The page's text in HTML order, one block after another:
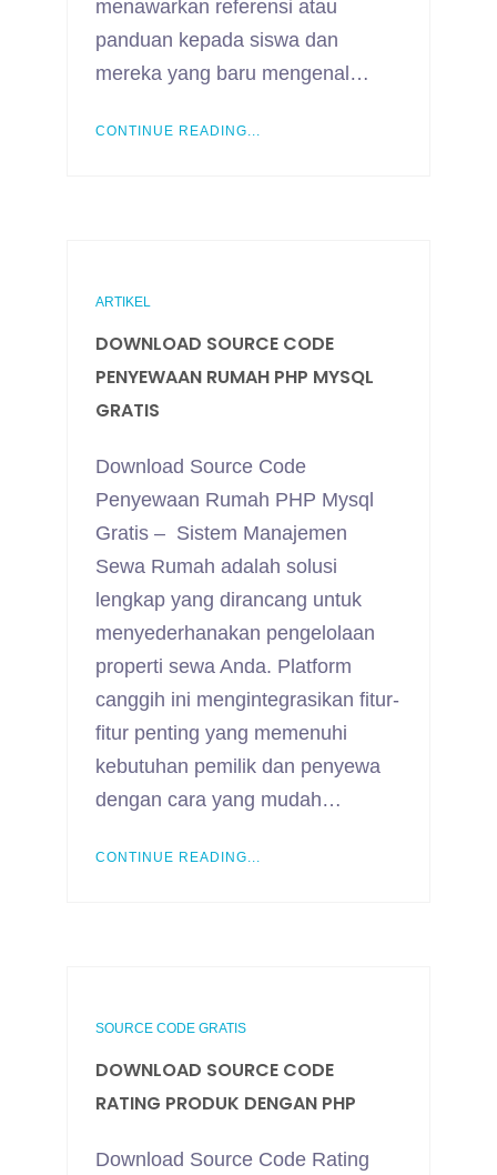
menawarkan referensi atau
panduan kepada siswa dan
mereka yang baru mengenal…
CONTINUE READING...
ARTIKEL
DOWNLOAD SOURCE CODE
PENYEWAAN RUMAH PHP MYSQL
GRATIS
Download Source Code
Penyewaan Rumah PHP Mysql
Gratis – Sistem Manajemen
Sewa Rumah adalah solusi
lengkap yang dirancang untuk
menyederhanakan pengelolaan
properti sewa Anda. Platform
canggih ini mengintegrasikan fitur-
fitur penting yang memenuhi
kebutuhan pemilik dan penyewa
dengan cara yang mudah…
CONTINUE READING...
SOURCE CODE GRATIS
DOWNLOAD SOURCE CODE
RATING PRODUK DENGAN PHP
Download Source Code Rating